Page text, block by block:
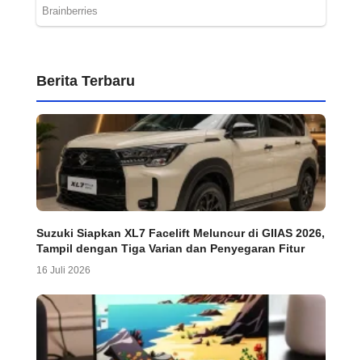
Berita Terbaru
Suzuki Siapkan XL7 Facelift Meluncur di GIIAS 2026,
Tampil dengan Tiga Varian dan Penyegaran Fitur
16 Juli 2026